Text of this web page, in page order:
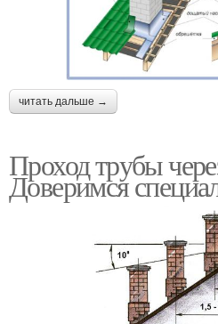
читать дальше →
Проход трубы
Доверимся